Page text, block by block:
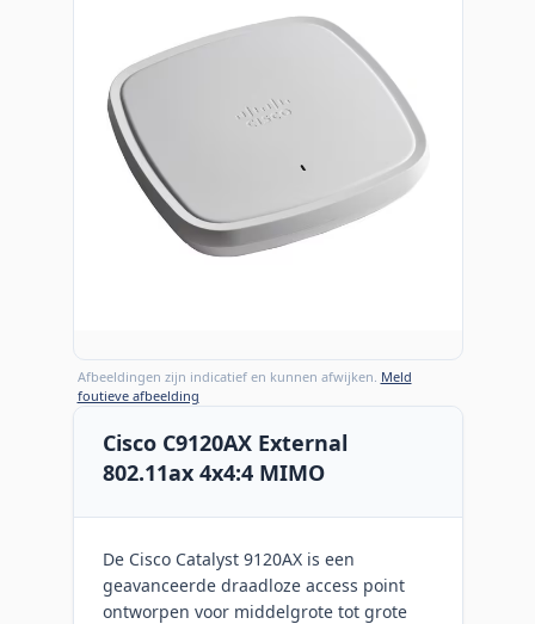
Afbeeldingen zijn indicatief en kunnen afwijken. Meld
foutieve afbeelding
Cisco C9120AX External
802.11ax 4x4:4 MIMO
De Cisco Catalyst 9120AX is een
geavanceerde draadloze access point
ontworpen voor middelgrote tot grote